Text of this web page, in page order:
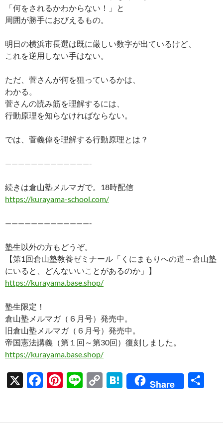
「何をされるかわからない！」と
周囲が勝手におびえるもの。
明日の横浜市長選は既に厳しい数字が出ているけど、
これを逆用しない手はない。
ただ、菅さんが何を狙っているかは、
わかる。
菅さんの読み筋を理解するには、
行動原理を知らなければならない。
では、菅義偉を理解する行動原理とは？
—————————————-
続きは倉山塾メルマガで。18時配信
https://kurayama-school.com/
—————————————-
塾生以外の方もどうぞ。
【第1回倉山塾教養ゼミナール「くにまもりへの道～倉山塾
にいると、どんないいことがあるのか」】
https://kurayama.base.shop/
塾生限定！
倉山塾メルマガ（６月号）発売中。
旧倉山塾メルマガ（６月号）発売中。
帝国憲法講義（第１回～第30回）復刻しました。
https://kurayama.base.shop/
X
F
b
Pi
es
Li
C
y
H
n
Share